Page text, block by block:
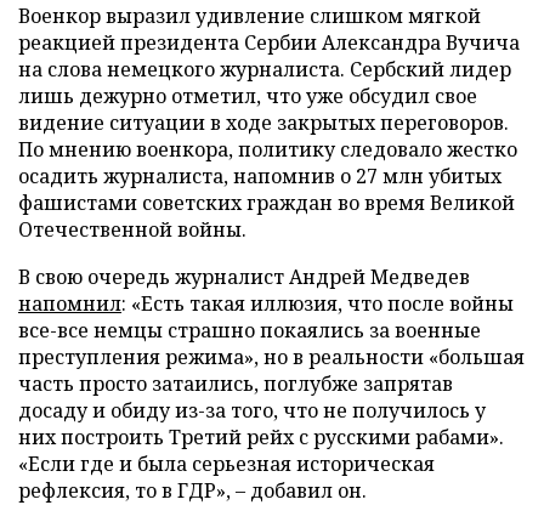
Военкор выразил удивление слишком мягкой
реакцией президента Сербии Александра Вучича
на слова немецкого журналиста. Сербский лидер
лишь дежурно отметил, что уже обсудил свое
видение ситуации в ходе закрытых переговоров.
По мнению военкора, политику следовало жестко
осадить журналиста, напомнив о 27 млн убитых
фашистами советских граждан во время Великой
Отечественной войны.
В свою очередь журналист Андрей Медведев
напомнил: «Есть такая иллюзия, что после войны
все-все немцы страшно покаялись за военные
преступления режима», но в реальности «большая
часть просто затаились, поглубже запрятав
досаду и обиду из-за того, что не получилось у
них построить Третий рейх с русскими рабами».
«Если где и была серьезная историческая
рефлексия, то в ГДР», – добавил он.